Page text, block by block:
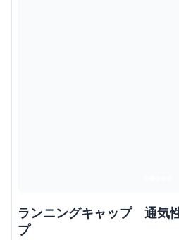
ランニングキャップ 通気
プ